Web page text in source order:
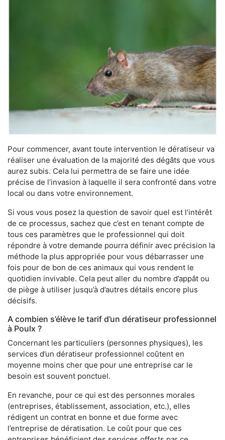
Pour commencer, avant toute intervention le dératiseur va
réaliser une évaluation de la majorité des dégâts que vous
aurez subis. Cela lui permettra de se faire une idée
précise de l’invasion à laquelle il sera confronté dans votre
local ou dans votre environnement.
Si vous vous posez la question de savoir quel est l’intérêt
de ce processus, sachez que c’est en tenant compte de
tous ces paramètres que le professionnel qui doit
répondre à votre demande pourra définir avec précision la
méthode la plus appropriée pour vous débarrasser une
fois pour de bon de ces animaux qui vous rendent le
quotidien invivable. Cela peut aller du nombre d’appât ou
de piège à utiliser jusqu’à d’autres détails encore plus
décisifs.
A combien s’élève le tarif d’un dératiseur professionnel
à Poulx ?
Concernant les particuliers (personnes physiques), les
services d’un dératiseur professionnel coûtent en
moyenne moins cher que pour une entreprise car le
besoin est souvent ponctuel.
En revanche, pour ce qui est des personnes morales
(entreprises, établissement, association, etc.), elles
rédigent un contrat en bonne et due forme avec
l’entreprise de dératisation. Le coût pour que ces